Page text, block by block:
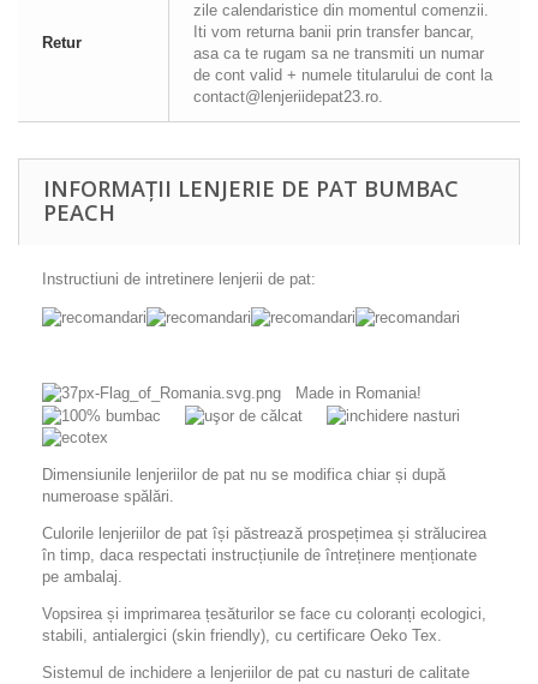
Retur
zile calendaristice din momentul comenzii.
Iti vom returna banii prin transfer bancar,
asa ca te rugam sa ne transmiti un numar
de cont valid + numele titularului de cont la
contact@lenjeriidepat23.ro.
INFORMAȚII LENJERIE DE PAT BUMBAC
PEACH
Instructiuni de intretinere lenjerii de pat:
Made in Romania!
Dimensiunile lenjeriilor de pat nu se modifica chiar și după
numeroase spălări.
Culorile lenjeriilor de pat își păstrează prospețimea și strălucirea
în timp, daca respectati instrucțiunile de întreținere menționate
pe ambalaj.
Vopsirea și imprimarea țesăturilor se face cu coloranți ecologici,
stabili, antialergici (skin friendly), cu certificare Oeko Tex.
Sistemul de inchidere a lenjeriilor de pat cu nasturi de calitate